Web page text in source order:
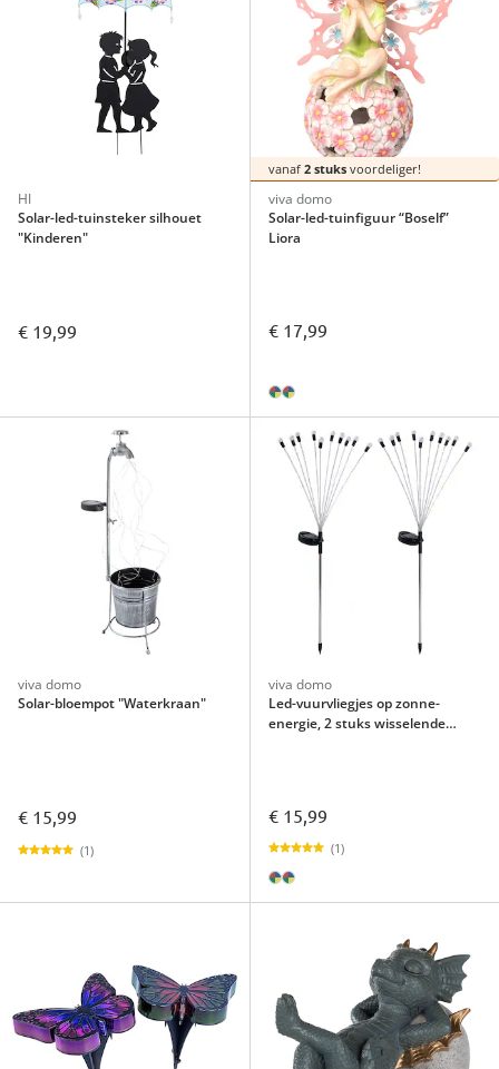
HI
Solar-led-tuinsteker silhouet
"Kinderen"
€ 19,99
vanaf 2 stuksvoordeliger!
viva domo
Solar-led-tuinfiguur “Boself”
Liora
€ 17,99
viva domo
Solar-bloempot "Waterkraan"
€ 15,99
(1)
viva domo
Led-vuurvliegjes op zonne-
energie, 2 stuks wisselende
€ 15,99
(1)